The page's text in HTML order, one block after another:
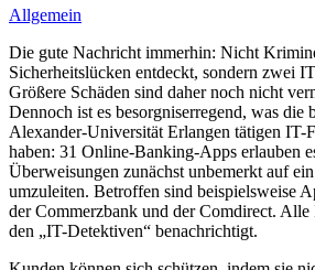
Allgemein
Die gute Nachricht immerhin: Nicht
Sicherheitslücken entdeckt, sondern zwei
Größere Schäden sind daher noch nicht
Dennoch ist es besorgniserregend, was die
Alexander-Universität Erlangen tätigen IT-
haben: 31 Online-Banking-Apps erlauben
Überweisungen zunächst unbemerkt auf
umzuleiten. Betroffen sind beispielsweise
der Commerzbank und der Comdirect.
den „IT-Detektiven“ benachrichtigt.